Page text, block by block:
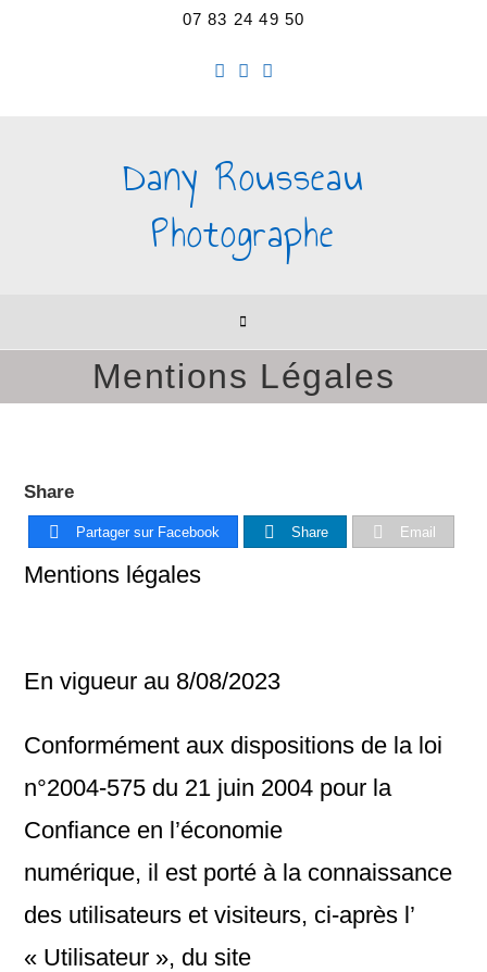
07 83 24 49 50
Dany Rousseau
Photographe
Mentions Légales
Share
Partager sur Facebook Share Email
Mentions légales
En vigueur au 8/08/2023
Conformément aux dispositions de la loi
n°2004-575 du 21 juin 2004 pour la
Confiance en l’économie
numérique, il est porté à la connaissance
des utilisateurs et visiteurs, ci-après l’
« Utilisateur », du site